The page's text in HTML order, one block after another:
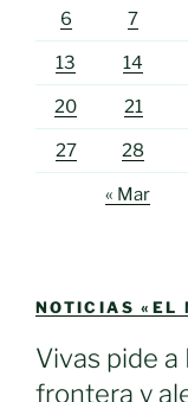
6 7
13 14
20 21
27 28
« Mar
NOTICIAS «EL
Vivas pide
frontera y